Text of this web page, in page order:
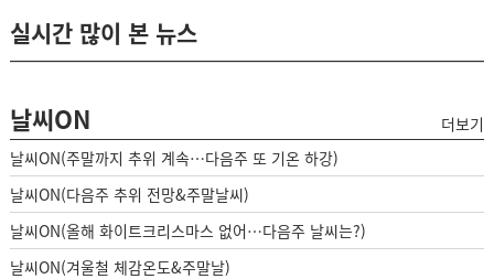
실시간 많이 본 뉴스
날씨ON
더보기
날씨ON(주말까지 추위 계속…다음주 또 기온 하강)
날씨ON(다음주 추위 전망&주말날씨)
날씨ON(올해 화이트크리스마스 없어…다음주 날씨는?)
날씨ON(겨울철 체감온도&주말날)